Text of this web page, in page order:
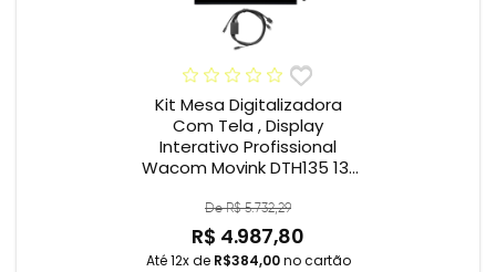
Kit Mesa Digitalizadora
Com Tela , Display
Interativo Profissional
Wacom Movink DTH135 13”
One , 2ª geração
De R$ 5.732,29
R$ 4.987,80
Até 12x de R$384,00no cartão